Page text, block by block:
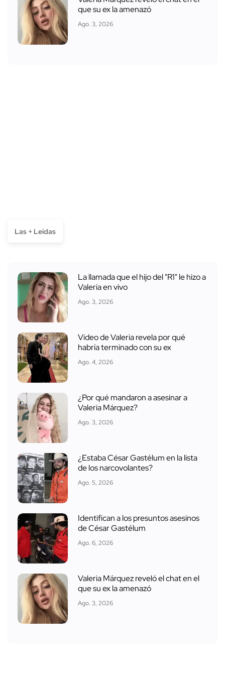
que su ex la amenazó
Ago. 3, 2026
Las + Leídas
La llamada que el hijo del "R1" le hizo a
Valeria en vivo
Ago. 3, 2026
Video de Valeria revela por qué
habría terminado con su ex
Ago. 4, 2026
¿Por qué mandaron a asesinar a
Valeria Márquez?
Ago. 3, 2026
¿Estaba César Gastélum en la lista
de los narcovolantes?
Ago. 5, 2026
Identifican a los presuntos asesinos
de César Gastélum
Ago. 6, 2026
Valeria Márquez reveló el chat en el
que su ex la amenazó
Ago. 3, 2026